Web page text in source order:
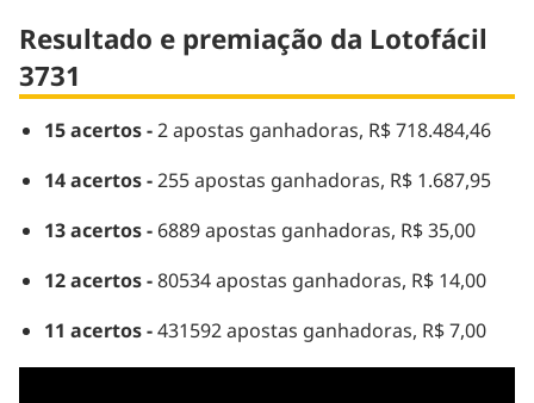
Resultado e premiação da Lotofácil
3731
15 acertos -2 apostas ganhadoras, R$ 718.484,46
14 acertos -255 apostas ganhadoras, R$ 1.687,95
13 acertos - 6889 apostas ganhadoras, R$ 35,00
12 acertos -80534 apostas ganhadoras, R$ 14,00
11 acertos -431592 apostas ganhadoras, R$ 7,00